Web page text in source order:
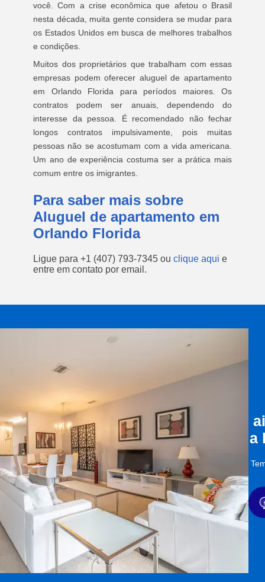
você. Com a crise econômica que afetou o Brasil
nesta década, muita gente considera se mudar para
os Estados Unidos em busca de melhores trabalhos
e condições.
Muitos dos proprietários que trabalham com essas
empresas podem oferecer aluguel de apartamento
em Orlando Florida para períodos maiores. Os
contratos podem ser anuais, dependendo do
interesse da pessoa. É recomendado não fechar
longos contratos impulsivamente, pois muitas
pessoas não se acostumam com a vida americana.
Um ano de experiência costuma ser a prática mais
comum entre os imigrantes.
Para saber mais sobre
Aluguel de apartamento em
Orlando Florida
Ligue para +1 (407) 793-7345 ou clique aqui e
entre em contato por email.
a